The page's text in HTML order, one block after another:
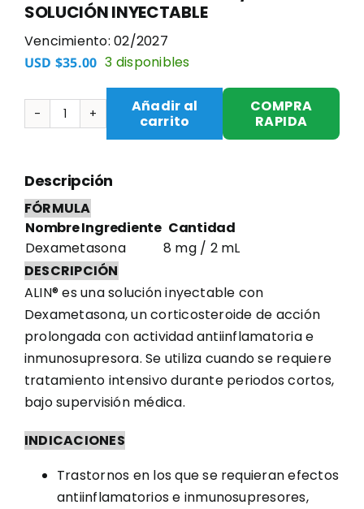
SOLUCIÓN INYECTABLE
Vencimiento: 02/2027
USD $35.00 3 disponibles
ALIN
DEXAMETASONA
MG/2
ML
X
1
SOLUCIÓN
INYECTABLE
cantidad
Añadir al
carrito
COMPRA
RAPIDA
Descripción
FÓRMULA
Nombre Ingrediente Cantidad
Dexametasona
8 mg / 2 mL
DESCRIPCIÓN
ALIN® es una solución inyectable con
Dexametasona, un corticosteroide de acción
prolongada con actividad antiinflamatoria e
inmunosupresora. Se utiliza cuando se requiere
tratamiento intensivo durante periodos cortos,
bajo supervisión médica.
INDICACIONES
Trastornos en los que se requieran efectos
antiinflamatorios e inmunosupresores,